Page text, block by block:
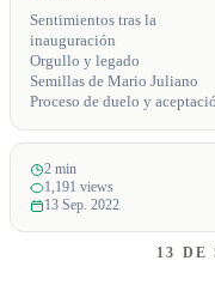
Sentimientos tras la
inauguración
Orgullo y legado
Semillas de Mario Juliano
Proceso de duelo y
2 min
1,191 views
13 Sep. 2022
13 DE